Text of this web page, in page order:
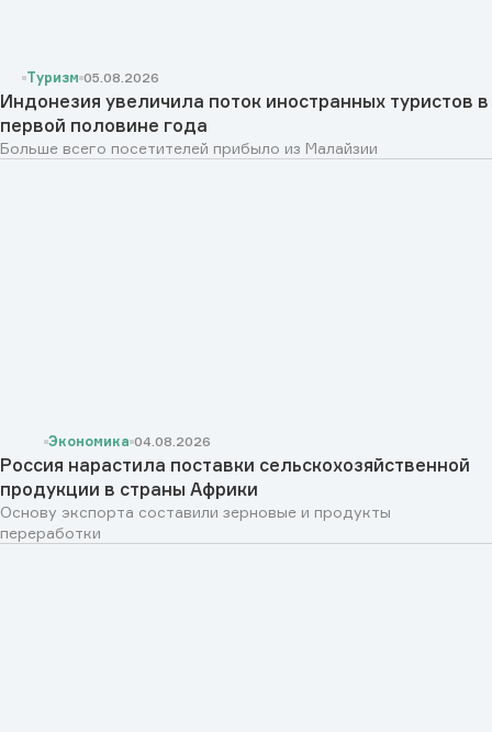
Туризм 05.08.2026
Индонезия увеличила поток иностранных туристов в
первой половине года
Больше всего посетителей прибыло из Малайзии
Экономика 04.08.2026
Россия нарастила поставки сельскохозяйственной
продукции в страны Африки
Основу экспорта составили зерновые и продукты
переработки